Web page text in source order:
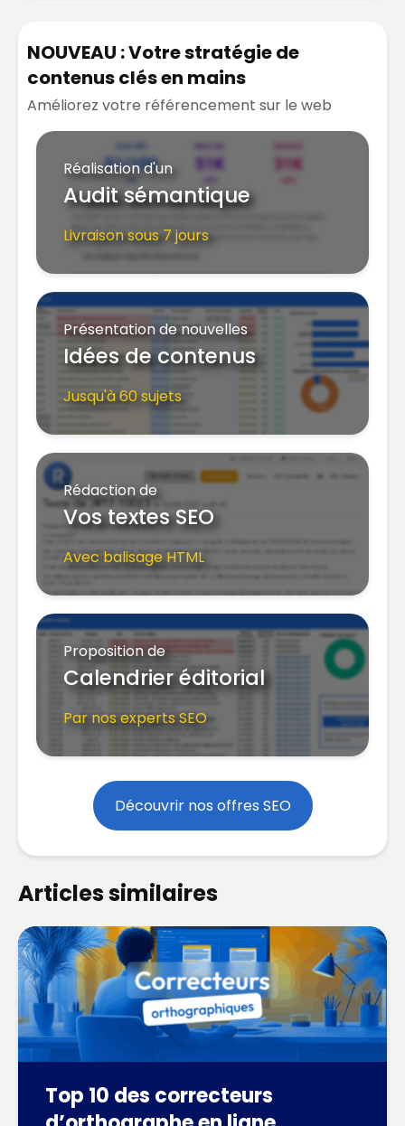
NOUVEAU : Votre stratégie de
contenus clés en mains
Améliorez votre référencement sur le web
Réalisation d'un
Audit sémantique
Livraison sous 7 jours
Présentation de nouvelles
Idées de contenus
Jusqu'à 60 sujets
Rédaction de
Vos textes SEO
Avec balisage HTML
Proposition de
Calendrier éditorial
Par nos experts SEO
Découvrir nos offres SEO
Articles similaires
Top 10 des correcteurs